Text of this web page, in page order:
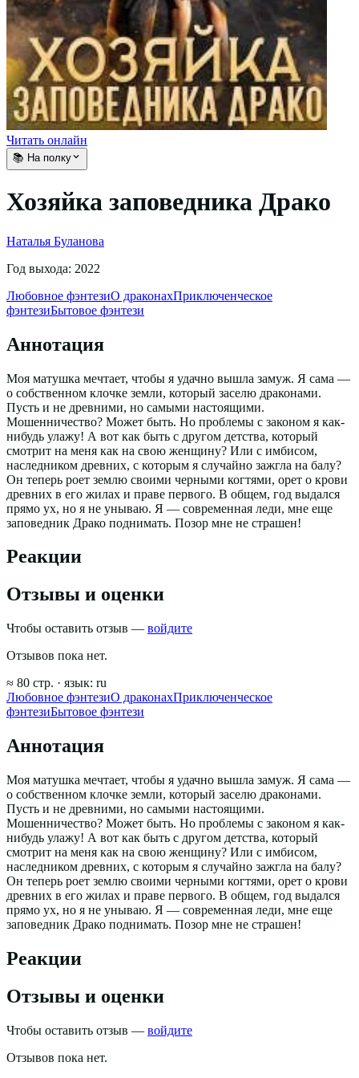
Читать онлайн
📚 На полку
Хозяйка заповедника Драко
Наталья Буланова
Год выхода: 2022
Любовное фэнтезиО драконахПриключенческое
фэнтезиБытовое фэнтези
Аннотация
Моя матушка мечтает, чтобы я удачно вышла замуж. Я сама —
о собственном клочке земли, который заселю драконами.
Пусть и не древними, но самыми настоящими.
Мошенничество? Может быть. Но проблемы с законом я как-
нибудь улажу! А вот как быть с другом детства, который
смотрит на меня как на свою женщину? Или с имбисом,
наследником древних, с которым я случайно зажгла на балу?
Он теперь роет землю своими черными когтями, орет о крови
древних в его жилах и праве первого. В общем, год выдался
прямо ух, но я не унываю. Я — современная леди, мне еще
заповедник Драко поднимать. Позор мне не страшен!
Реакции
Отзывы и оценки
Чтобы оставить отзыв — войдите
Отзывов пока нет.
≈ 80 стр. · язык: ru
Любовное фэнтезиО драконахПриключенческое
фэнтезиБытовое фэнтези
Аннотация
Моя матушка мечтает, чтобы я удачно вышла замуж. Я сама —
о собственном клочке земли, который заселю драконами.
Пусть и не древними, но самыми настоящими.
Мошенничество? Может быть. Но проблемы с законом я как-
нибудь улажу! А вот как быть с другом детства, который
смотрит на меня как на свою женщину? Или с имбисом,
наследником древних, с которым я случайно зажгла на балу?
Он теперь роет землю своими черными когтями, орет о крови
древних в его жилах и праве первого. В общем, год выдался
прямо ух, но я не унываю. Я — современная леди, мне еще
заповедник Драко поднимать. Позор мне не страшен!
Реакции
Отзывы и оценки
Чтобы оставить отзыв — войдите
Отзывов пока нет.